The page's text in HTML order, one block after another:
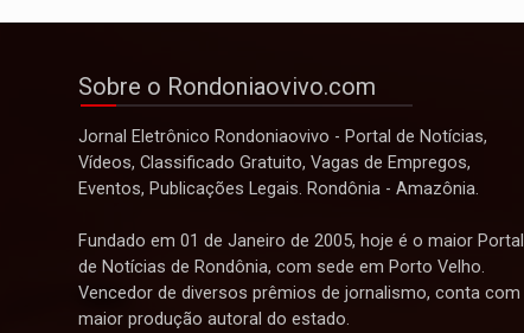
Sobre o Rondoniaovivo.com
Jornal Eletrônico Rondoniaovivo - Portal de Notícias,
Vídeos, Classificado Gratuito, Vagas de Empregos,
Eventos, Publicações Legais. Rondônia - Amazônia.
Fundado em 01 de Janeiro de 2005, hoje é o maior Portal
de Notícias de Rondônia, com sede em Porto Velho.
Vencedor de diversos prêmios de jornalismo, conta com
maior produção autoral do estado.